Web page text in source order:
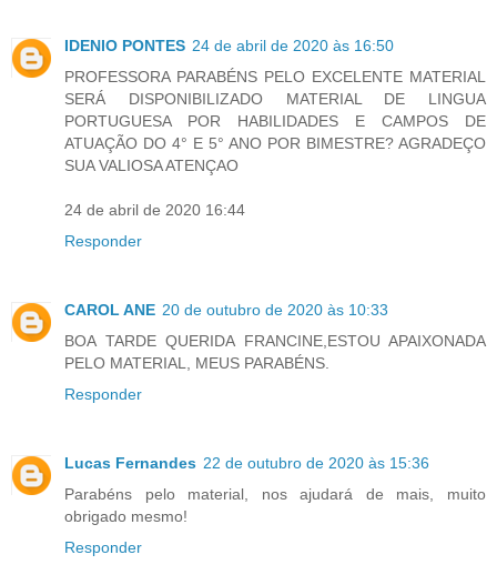
IDENIO PONTES 24 de abril de 2020 às 16:50
PROFESSORA PARABÉNS PELO EXCELENTE MATERIAL
SERÁ DISPONIBILIZADO MATERIAL DE LINGUA
PORTUGUESA POR HABILIDADES E CAMPOS DE
ATUAÇÃO DO 4° E 5° ANO POR BIMESTRE? AGRADEÇO
SUA VALIOSA ATENÇAO
24 de abril de 2020 16:44
Responder
CAROL ANE 20 de outubro de 2020 às 10:33
BOA TARDE QUERIDA FRANCINE,ESTOU APAIXONADA
PELO MATERIAL, MEUS PARABÉNS.
Responder
Lucas Fernandes 22 de outubro de 2020 às 15:36
Parabéns pelo material, nos ajudará de mais, muito
obrigado mesmo!
Responder